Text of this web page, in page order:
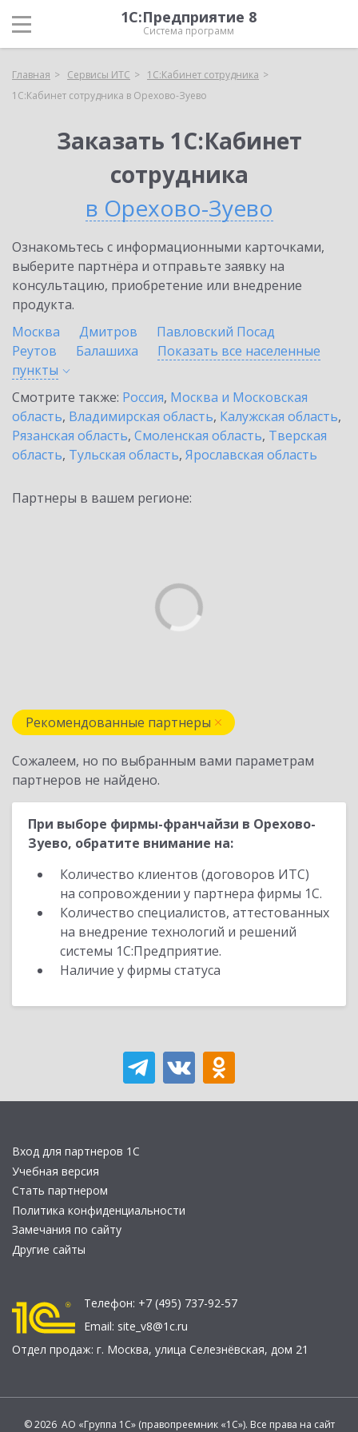
1С:Предприятие 8
Система программ
Главная Сервисы ИТС
1С:Кабинет сотрудника
1С:Кабинет сотрудника в Орехово-Зуево
Заказать 1С:Кабинет
сотрудника
в Орехово-Зуево
Ознакомьтесь с информационными карточками,
выберите партнёра и отправьте заявку на
консультацию, приобретение или внедрение
продукта.
Москва
Дмитров
Павловский Посад
Реутов
Балашиха
Показать все населенные
пункты
Смотрите также: Россия, Москва и Московская
область, Владимирская область, Калужская область,
Рязанская область, Смоленская область, Тверская
область, Тульская область, Ярославская область
Партнеры в вашем регионе:
Рекомендованные партнеры
Сожалеем, но по выбранным вами параметрам
партнеров не найдено.
При выборе фирмы-франчайзи в Орехово-
Зуево, обратите внимание на:
Количество клиентов (договоров ИТС)
на сопровождении у партнера фирмы 1С.
Количество специалистов, аттестованных
на внедрение технологий и решений
системы 1С:Предприятие.
Наличие у фирмы статуса
Вход для партнеров 1С
Учебная версия
Стать партнером
Политика конфиденциальности
Замечания по сайту
Другие сайты
Телефон: +7 (495) 737-92-57
Email: site_v8@1c.ru
Отдел продаж: г. Москва, улица Селезнёвская, дом 21
© 2026 АО «Группа 1С» (правопреемник «1С»). Все права на сайт